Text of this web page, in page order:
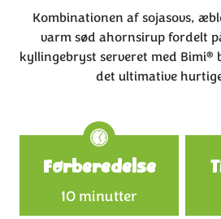
Kombinationen af sojasovs,
varm sød ahornsirup fordelt
kyllingebryst serveret med Bimi®
det ultimative
Forberedelse
10 minutter